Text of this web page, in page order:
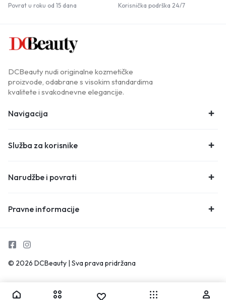
Povrat u roku od 15 dana Korisnička podrška 24/7
DCBeauty nudi originalne kozmetičke
proizvode, odabrane s visokim standardima
kvalitete i svakodnevne elegancije.
Navigacija
Služba za korisnike
Narudžbe i povrati
Pravne informacije
© 2026 DCBeauty | Sva prava pridržana